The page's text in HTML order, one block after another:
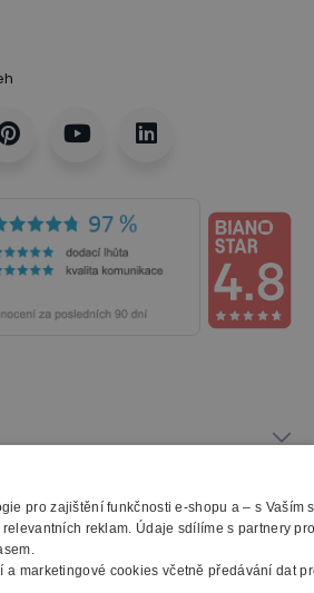
se našimi návrhy
návrhy interiérů z řady
showroomu
+
+
a každodenní praktičnosti
GRAY ideální nábytek nejen
lékařské ordinace a domácí
pro zajištění funkčnosti e-shopu a – s Vaším
reklam. Údaje sdílíme s partnery
a marketingové cookies včetně předávání dat